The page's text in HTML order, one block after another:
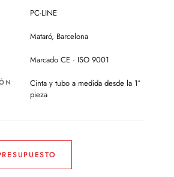
PC-LINE
Mataró, Barcelona
Marcado CE · ISO 9001
Cinta y tubo a medida desde la 1ª
pieza